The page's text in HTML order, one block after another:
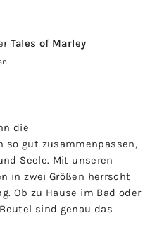
Tales of Marley
die
so gut zusammenpassen,
Seele. Mit unseren
in zwei Größen herrscht
Ob zu Hause im Bad oder
sind genau das